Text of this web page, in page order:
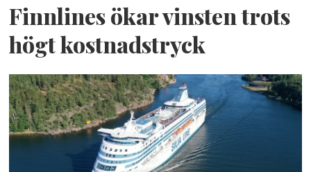
Finnlines ökar vinsten trots
högt kostnadstryck